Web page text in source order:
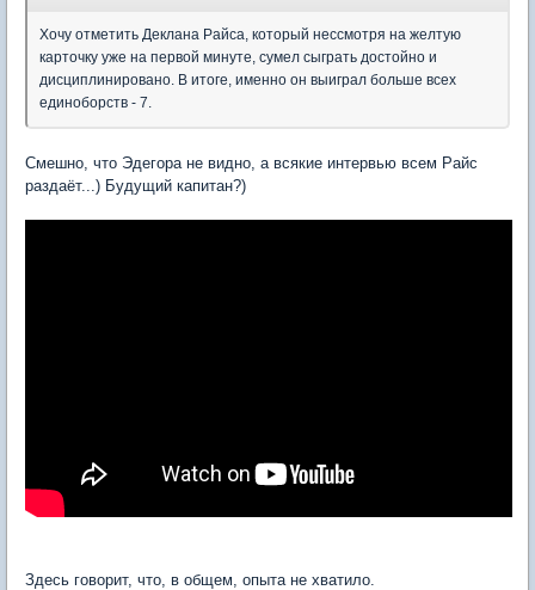
Хочу отметить Деклана Райса, который нессмотря на желтую
карточку уже на первой минуте, сумел сыграть достойно и
дисциплинировано. В итоге, именно он выиграл больше всех
единоборств - 7.
Смешно, что Эдегора не видно, а всякие интервью всем Райс
раздаёт...) Будущий капитан?)
Здесь говорит, что, в общем, опыта не хватило.